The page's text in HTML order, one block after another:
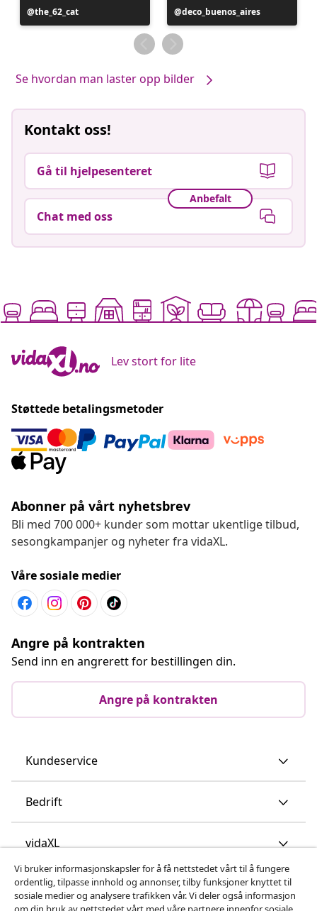
Innlegg
publisert
the_62_cat
Innlegg
publisert
av
deco_buenos_aires
Se hvordan man laster opp bilder
Kontakt oss!
Gå til hjelpesenteret
Anbefalt
Chat med oss
Lev stort for lite
Støttede betalingsmetoder
Abonner på vårt nyhetsbrev
Bli med 700 000+ kunder som mottar ukentlige tilbud,
sesongkampanjer og nyheter fra vidaXL.
Våre sosiale medier
Angre på kontrakten
Send inn en angrerett for bestillingen din.
Angre på kontrakten
Kundeservice
Bedrift
vidaXL
Oppdag mer
Vi bruker informasjonskapsler for å få nettstedet vårt til å fungere
ordentlig, tilpasse innhold og annonser, tilby funksjoner knyttet til
sosiale medier og analysere trafikken vår. Vi deler også informasjon